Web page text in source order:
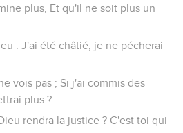
plus, Et qu'il ne soit plus un
: J'ai été châtié, je ne pécherai
vois pas ; Si j'ai commis des
plus ?
rendra la justice ? C'est toi qui